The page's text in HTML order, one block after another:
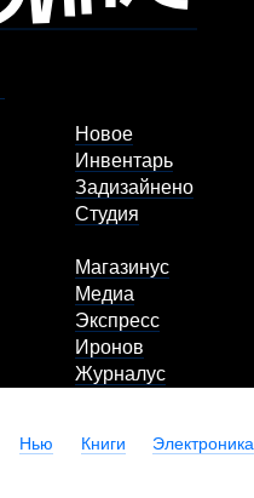
Новое
Инвентарь
Задизайнено
Студия
Магазинус
Медиа
Экспресс
Иронов
Журналус
Нью Книги Электроника